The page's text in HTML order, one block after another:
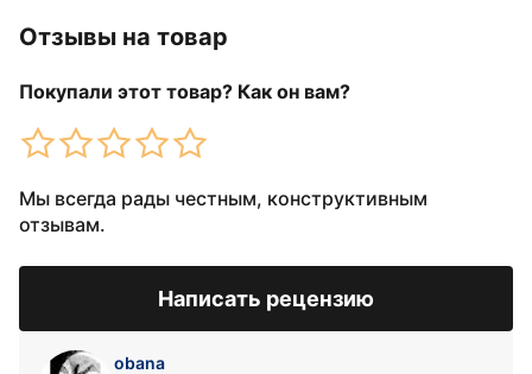
Отзывы на товар
Покупали этот товар? Как он вам?
Мы всегда рады честным, конструктивным
отзывам.
Написать рецензию
obana